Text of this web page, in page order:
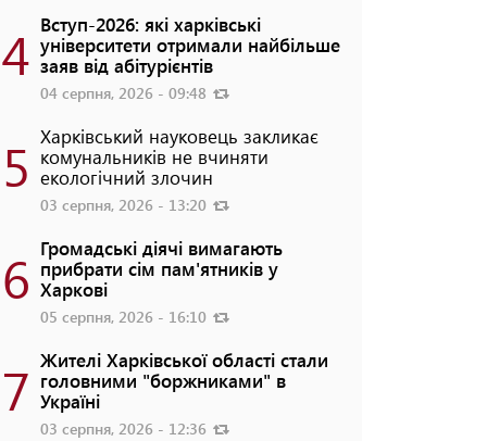
4 Вступ-2026: які харківські
університети отримали найбільше
заяв від абітурієнтів
04 серпня, 2026 - 09:48
5 Харківський науковець закликає
комунальників не вчиняти
екологічний злочин
03 серпня, 2026 - 13:20
6 Громадські діячі вимагають
прибрати сім пам'ятників у
Харкові
05 серпня, 2026 - 16:10
7 Жителі Харківської області стали
головними "боржниками" в
Україні
03 серпня, 2026 - 12:36